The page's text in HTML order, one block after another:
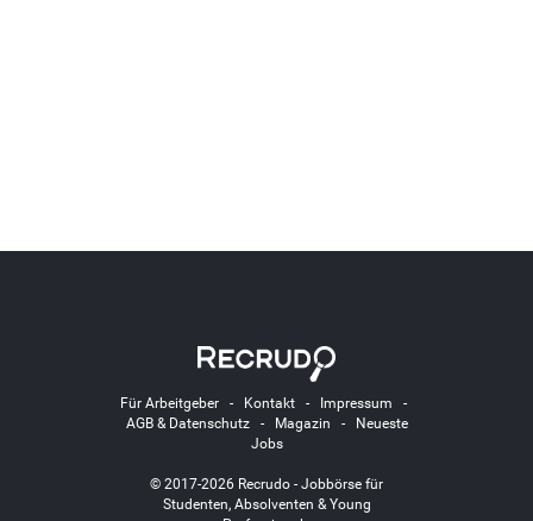
Für Arbeitgeber- Kontakt- Impressum -
AGB & Datenschutz- Magazin -
Neueste
Jobs
© 2017-2026 Recrudo - Jobbörse für
Studenten, Absolventen & Young